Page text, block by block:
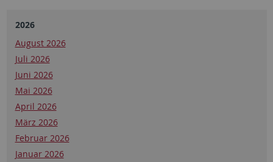
2026
August 2026
Juli 2026
Juni 2026
Mai 2026
April 2026
März 2026
Februar 2026
Januar 2026